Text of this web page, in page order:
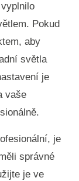
Pokud
aby
světla
je
vaše
je
správné
je ve